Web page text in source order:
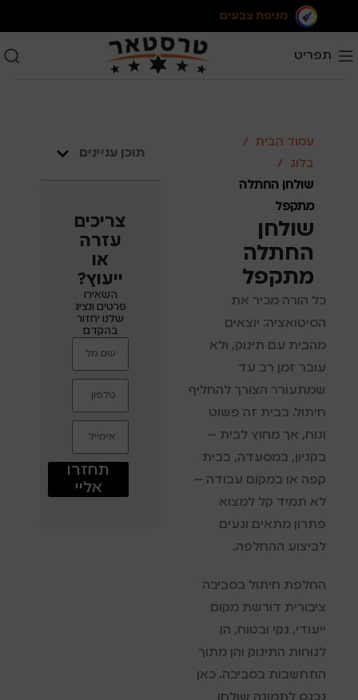
מניפת צבעים
תפריט
תוכן עניינים
צריכים
עזרה
או
ייעוץ?
השאירו
פרטים ונציג
שלנו יחזור
בהקדם
תחזרו
אליי
עמוד הבית
בלוג
שולחן החתלה
מתקפל
שולחן
החתלה
מתקפל
כל הורה מכיר את
הסיטואציה: יוצאים
מהבית עם תינוק, ולא
עובר זמן רב עד
שמתעורר הצורך להחליף
חיתול. בבית זה פשוט
ונוח, אך מחוץ לבית –
בקניון, במסעדה, בבית
קפה או במקום עבודה –
לא תמיד קל למצוא
פתרון מתאים ונעים
לביצוע ההחלפה.
החלפת חיתול בסביבה
ציבורית דורשת מקום
ייעודי, נקי ובטוח, הן
לנוחות התינוק והן מתוך
התחשבות בסביבה. כאן